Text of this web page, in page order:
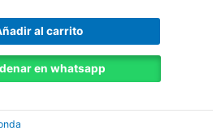
al carrito
en whatsapp